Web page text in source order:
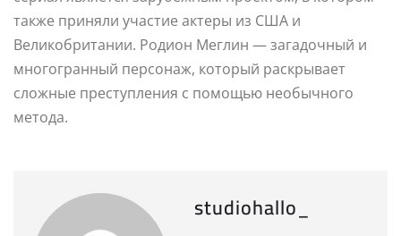
также приняли участие актеры из США и
Великобритании. Родион Меглин — загадочный и
многогранный персонаж, который раскрывает
сложные преступления с помощью необычного
метода.
studiohallo_